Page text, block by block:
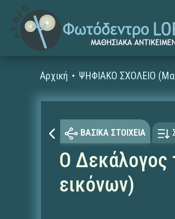
Αρχική
ΒΑΣΙΚΑ ΣΤΟΙΧΕΙΑ
Ο Δεκάλογος
εικόνων)